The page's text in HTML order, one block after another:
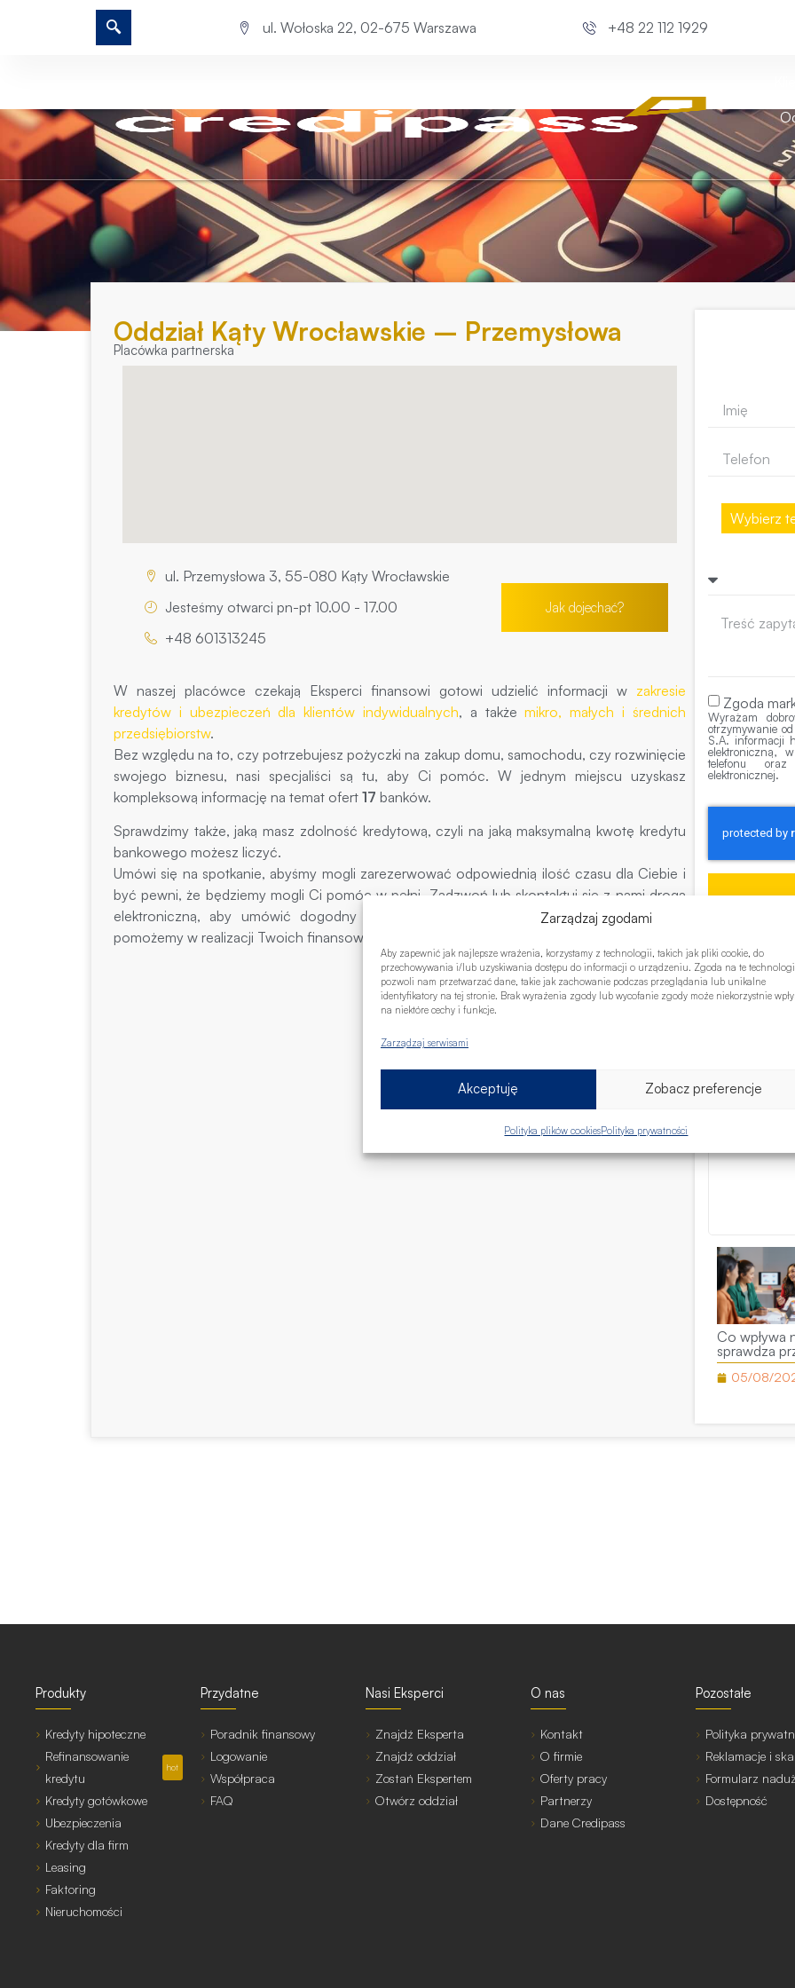
Zarządzaj zgodami
Aby zapewnić jak najlepsze wrażenia, korzystamy z technologii, takich jak pliki cookie, do
przechowywania i/lub uzyskiwania dostępu do informacji o urządzeniu. Zgoda na te
pozwoli nam przetwarzać dane, takie jak zachowanie podczas przeglądania lub unikalne
identyfikatory na tej stronie. Brak wyrażenia zgody lub wycofanie zgody może niekorzystnie
na niektóre cechy i funkcje.
Zarządzaj serwisami
Akceptuję Zobacz preferencje
Polityka plików cookiesPolityka prywatności
ul. Wołoska 22, 02-675 Warszawa +48 22 112 1929
Oddział Kąty Wrocławskie – Przemysłowa
Placówka partnerska
ul. Przemysłowa 3, 55-080 Kąty Wrocławskie
Jesteśmy otwarci pn-pt 10.00 - 17.00
+48 601313245
Jak dojechać?
W naszej placówce czekają Eksperci finansowi gotowi udzielić informacji w zakresie
kredytów i ubezpieczeń dla klientów indywidualnych, a takżemikro, małych i średnich
przedsiębiorstw.
Bez względu na to, czy potrzebujesz pożyczki na zakup domu, samochodu, czy rozwinięcie
swojego biznesu, nasi specjaliści są tu, aby Ci pomóc. W jednym miejscu uzyskasz
kompleksową informację na temat ofert 17 banków.
Sprawdzimy także, jaką masz zdolność kredytową, czyli na jaką maksymalną kwotę kredytu
bankowego możesz liczyć.
Umówi się na spotkanie, abyśmy mogli zarezerwować odpowiednią ilość czasu dla Ciebie i
być pewni, że będziemy mogli Ci pomóc w pełni. Zadzwoń lub skontaktuj się z nami drogą
elektroniczną, aby umówić dogodny termin spotkania. Czekamy na Ciebie i chętnie
pomożemy w realizacji Twoich finansowych celów.
Wybierz
Zgoda
Wyrażam
otrzymywanie
S.A. informacji
elektroniczną,
telefonu
elektronicznej.
Co wpływa
sprawdza
05/08/
Produkty
Kredyty hipoteczne
Refinansowanie
kredytu
hot
Kredyty gotówkowe
Ubezpieczenia
Kredyty dla firm
Leasing
Faktoring
Nieruchomości
Przydatne
Poradnik finansowy
Logowanie
Współpraca
FAQ
Nasi Eksperci
Znajdź Eksperta
Znajdź oddział
Zostań Ekspertem
Otwórz oddział
O nas
Kontakt
O firmie
Oferty pracy
Partnerzy
Dane Credipass
Pozostałe
Polityka
Reklamacje i
Formularz
Dostępność